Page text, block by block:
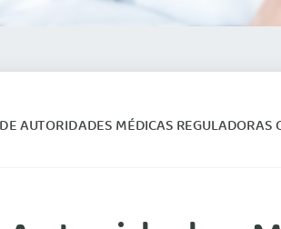
MÉDICAS REGULADORAS QUER